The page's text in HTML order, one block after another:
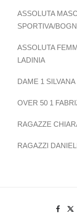
ASSOLUTA
SPORTIVA/
ASSOLUTA
LADINIA
DAME 1
OVER 50 1
RAGAZZE
RAGAZZI